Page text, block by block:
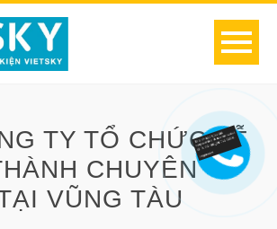
TY TỔ CHỨC LỄ
CHUYÊN
VŨNG TÀU